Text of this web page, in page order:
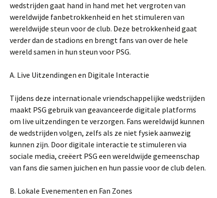
wedstrijden gaat hand in hand met het vergroten van
wereldwijde fanbetrokkenheid en het stimuleren van
wereldwijde steun voor de club. Deze betrokkenheid gaat
verder dan de stadions en brengt fans van over de hele
wereld samen in hun steun voor PSG.
A. Live Uitzendingen en Digitale Interactie
Tijdens deze internationale vriendschappelijke wedstrijden
maakt PSG gebruik van geavanceerde digitale platforms
om live uitzendingen te verzorgen. Fans wereldwijd kunnen
de wedstrijden volgen, zelfs als ze niet fysiek aanwezig
kunnen zijn. Door digitale interactie te stimuleren via
sociale media, creëert PSG een wereldwijde gemeenschap
van fans die samen juichen en hun passie voor de club delen.
B. Lokale Evenementen en Fan Zones